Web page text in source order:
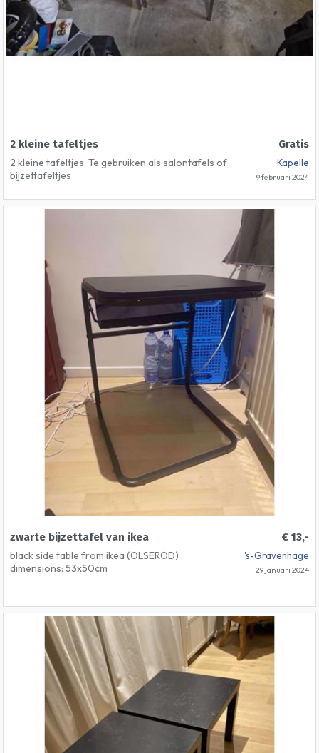
Gratis
2 kleine tafeltjes
Kapelle
9 februari 2024
2 kleine tafeltjes. Te gebruiken als salontafels of
bijzettafeltjes
€ 13,-
zwarte bijzettafel van ikea
's-Gravenhage
29 januari 2024
black side table from ikea (OLSERÖD)
dimensions: 53x50cm